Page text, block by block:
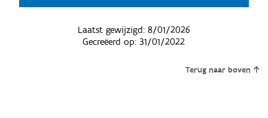
Laatst gewijzigd: 8/01/2026
Gecreëerd op:31/01/2022
Terug naar boven